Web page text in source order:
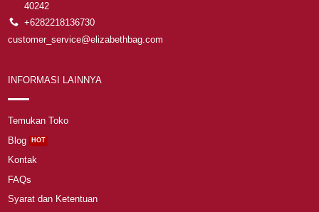
40242
+6282218136730
customer_service@elizabethbag.com
INFORMASI LAINNYA
Temukan Toko
Blog
Kontak
FAQs
Syarat dan Ketentuan